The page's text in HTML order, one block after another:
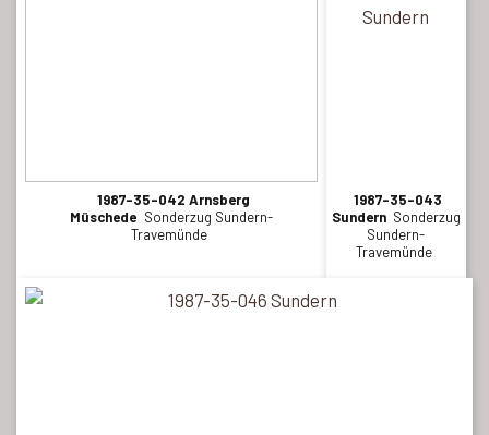
1987-35-042 Arnsberg
Müschede Sonderzug Sundern-
Travemünde
1987-35-043
Sundern Sonderzug
Sundern-
Travemünde